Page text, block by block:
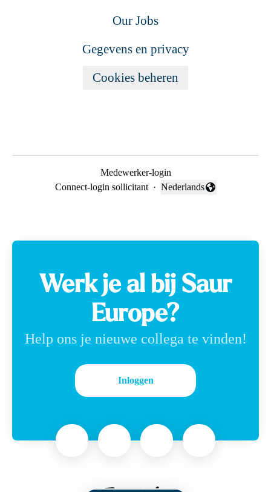
Our Jobs
Gegevens en privacy
Cookies beheren
Medewerker-login
Connect-login sollicitant ·
Taal wijzigen
Nederlands
Werk je al bij Saur
Europe?
Help ons je nieuwe collega te vinden!
Inloggen